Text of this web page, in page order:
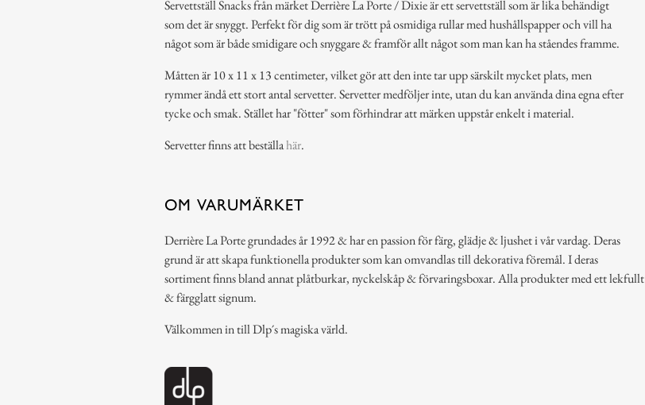
Servettställ Snacks från märket Derrière La Porte / Dixie är ett servettställ som är lika behändigt
som det är snyggt. Perfekt för dig som är trött på osmidiga rullar med hushållspapper och vill ha
något som är både smidigare och snyggare & framför allt något som man kan ha ståendes framme.
Måtten är 10 x 11 x 13 centimeter, vilket gör att den inte tar upp särskilt mycket plats, men
rymmer ändå ett stort antal servetter. Servetter medföljer inte, utan du kan använda dina egna efter
tycke och smak. Stället har "fötter" som förhindrar att märken uppstår enkelt i material.
Servetter finns att beställahär.
OM VARUMÄRKET
Derrière La Porte grundades år 1992 & har en passion för färg, glädje & ljushet i vår vardag. Deras
grund är att skapa funktionella produkter som kan omvandlas till dekorativa föremål. I deras
sortiment finns bland annat plåtburkar, nyckelskåp & förvaringsboxar. Alla produkter med ett lekfullt
& färgglatt signum.
Välkommen in till Dlp´s magiska värld.